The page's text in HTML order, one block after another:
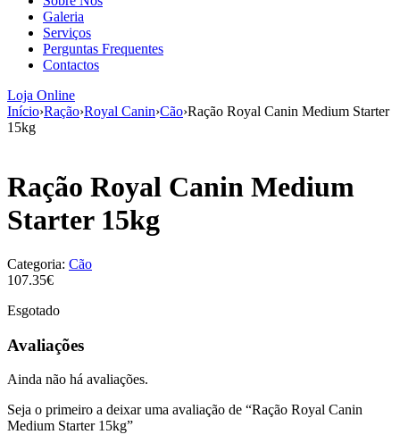
Galeria
Serviços
Perguntas Frequentes
Contactos
Loja Online
Início›Ração›Royal Canin›Cão›Ração Royal Canin Medium Starter
15kg
Ração Royal Canin Medium
Starter 15kg
Categoria: Cão
107.35€
Esgotado
Avaliações
Ainda não há avaliações.
Seja o primeiro a deixar uma avaliação de “Ração Royal Canin
Medium Starter 15kg”
aumenta a
probabilidade
de ver
conteúdo e
ofertas